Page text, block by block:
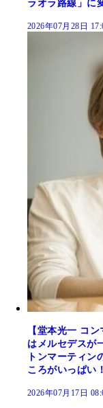
ラオラ路線」に
2026年07月28日
【堂本光一 コ
はメルセデスが
トンマーティ
ころがいっぱい！
2026年07月17日